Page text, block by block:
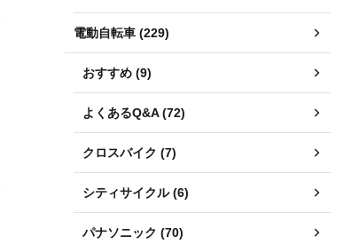
電動自転車 (229)
おすすめ (9)
よくあるQ&A (72)
クロスバイク (7)
シティサイクル (6)
パナソニック (70)